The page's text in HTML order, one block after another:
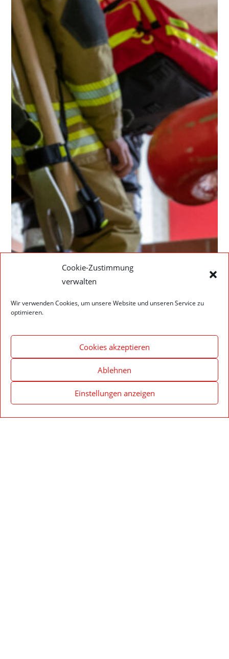
Cookie-Zustimmung
verwalten
Wir verwenden Cookies, um unsere Website und unseren Service zu
optimieren.
Cookies akzeptieren
Ablehnen
Einstellungen anzeigen